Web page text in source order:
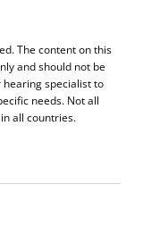
The content on this
and should not be
hearing specialist to
needs. Not all
all countries.